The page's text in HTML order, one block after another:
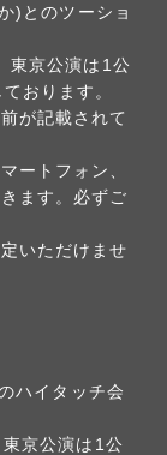
)とのツーショ
、東京公演は1公
おります。
が記載されて
ートフォン、
ます。必ずご
いただけませ
ハイタッチ会
東京公演は1公